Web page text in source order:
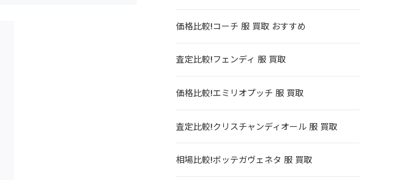
価格比較!コーチ 服 買取 おすすめ
査定比較!フェンディ 服 買取
価格比較!エミリオプッチ 服 買取
査定比較!クリスチャンディオール 服 買取
相場比較!ボッテガヴェネタ 服 買取